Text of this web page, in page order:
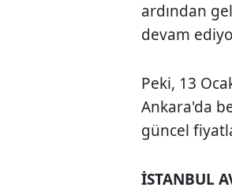
ardından
devam
Peki, 13
Ankara'da
güncel
İSTANBUL